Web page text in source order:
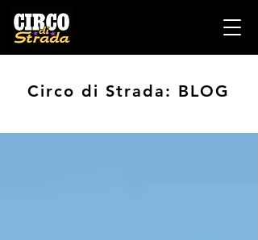
Circo di Strada: BLOG